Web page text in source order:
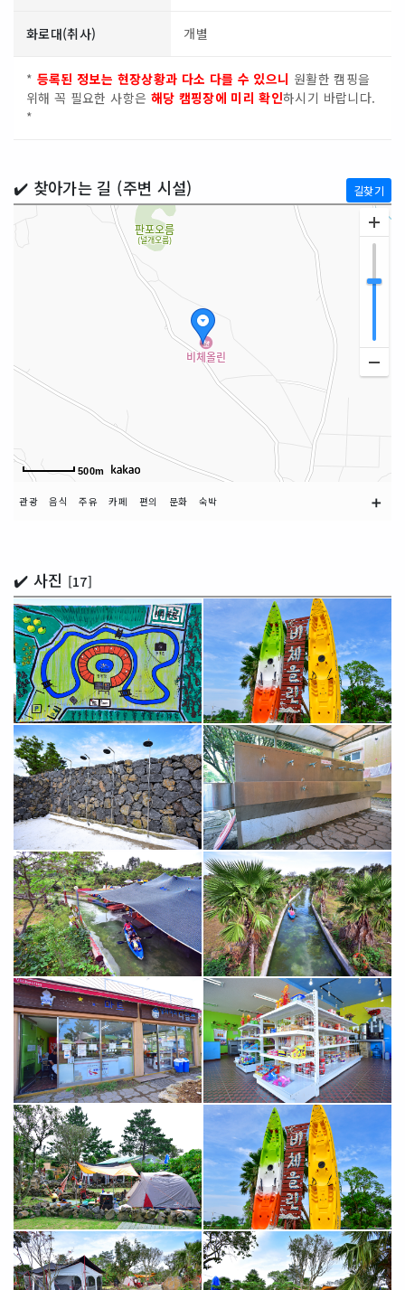
화로대(취사) 개별
* 등록된 정보는 현장상황과 다소 다를 수 있으니 원활한 캠핑을
위해 꼭 필요한 사항은 해당 캠핑장에 미리 확인하시기 바랍니다.
*
✔️ 찾아가는 길 (주변 시설) 길찾기
500m
관광 음식 주유 카페 편의 문화 숙박 ➕
✔️ 사진 [17]